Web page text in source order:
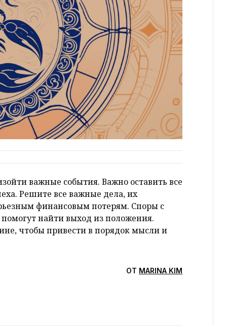
важные события. Важно оставить все
Решите все важные дела, их
финансовым потерям. Споры с
найти выход из положения.
чтобы привести в порядок мысли и
ОТ MARINA KIM